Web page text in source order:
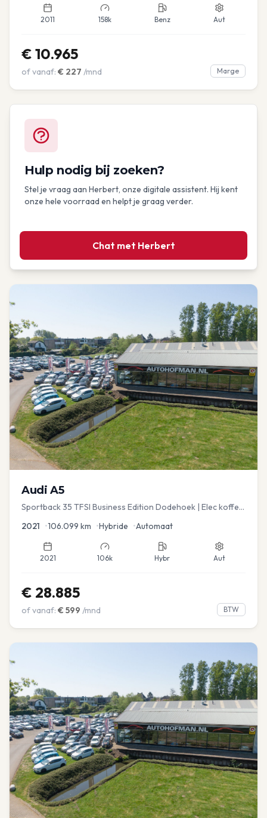
2011 158k Benz Aut
€ 10.965
of vanaf: € 227 /mnd Marge
Hulp nodig bij zoeken?
Stel je vraag aan Herbert, onze digitale assistent. Hij kent
onze hele voorraad en helpt je graag verder.
Chat met Herbert
Audi A5
Sportback 35 TFSI Business Edition Dodehoek | Elec koffer
2021 •106.099 km •Hybride •Automaat
2021 106k Hybr Aut
€ 28.885
of vanaf: € 599 /mnd BTW